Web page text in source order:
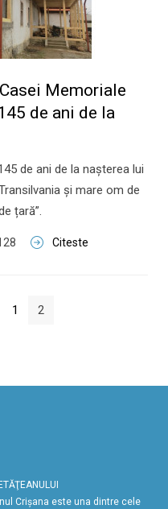
Memoriale
de ani de la
de ani de la nașterea lui
și mare om de
țară”.
Citeste
1 2
Crişana este una dintre cele